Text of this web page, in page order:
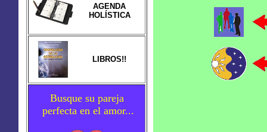
AGENDA
HOLÍSTICA
LIBROS!!
Busque su pareja
perfecta en el amor...